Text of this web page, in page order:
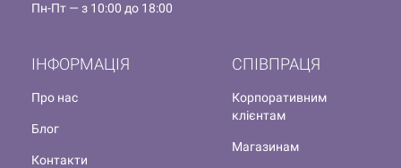
Пн-Пт — з 10:00 до 18:00
СПІВПРАЦЯ
Корпоративним
клієнтам
Магазинам
ІНФОРМАЦІЯ
Про нас
Блог
Контакти